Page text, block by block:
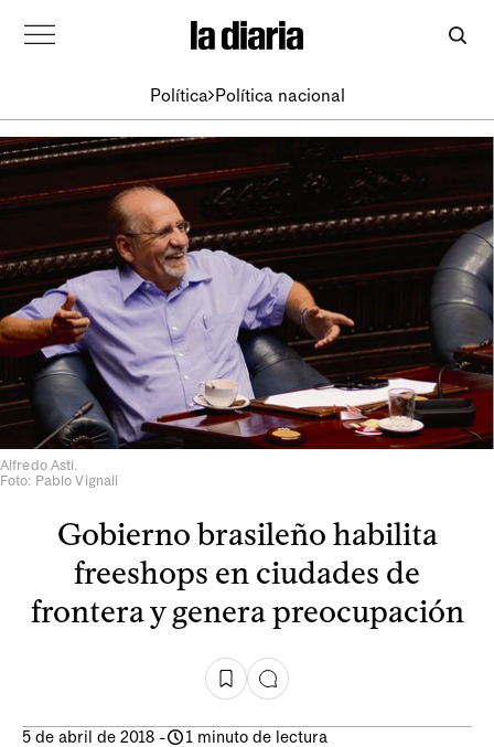
Política Política nacional
Alfredo Asti.
Foto: Pablo Vignali
Gobierno brasileño habilita
freeshops en ciudades de
frontera y genera preocupación
5 de abril de 2018 - 1 minuto de lectura